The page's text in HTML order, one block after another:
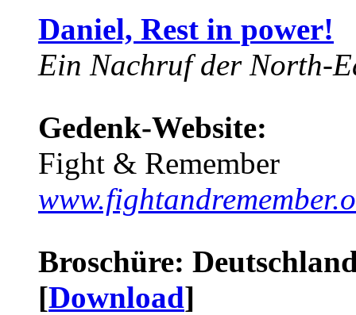
Daniel, Rest in power!
Ein Nachruf der North-
Gedenk-Website:
Fight & Remember
Broschüre:
[Download]